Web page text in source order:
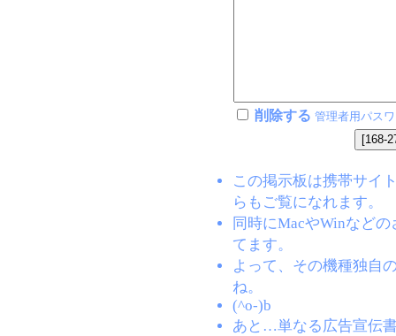
削除する 管理者用パス
この掲示板は携帯サイ
らもご覧になれます。
同時にMacやWinなど
てます。
よって、その機種独自
ね。
(^o-)b
あと…単なる広告宣伝